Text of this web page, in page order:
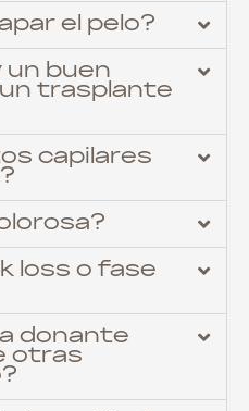
el pelo?
un buen
trasplante
capilares
loss o fase
donante
otras